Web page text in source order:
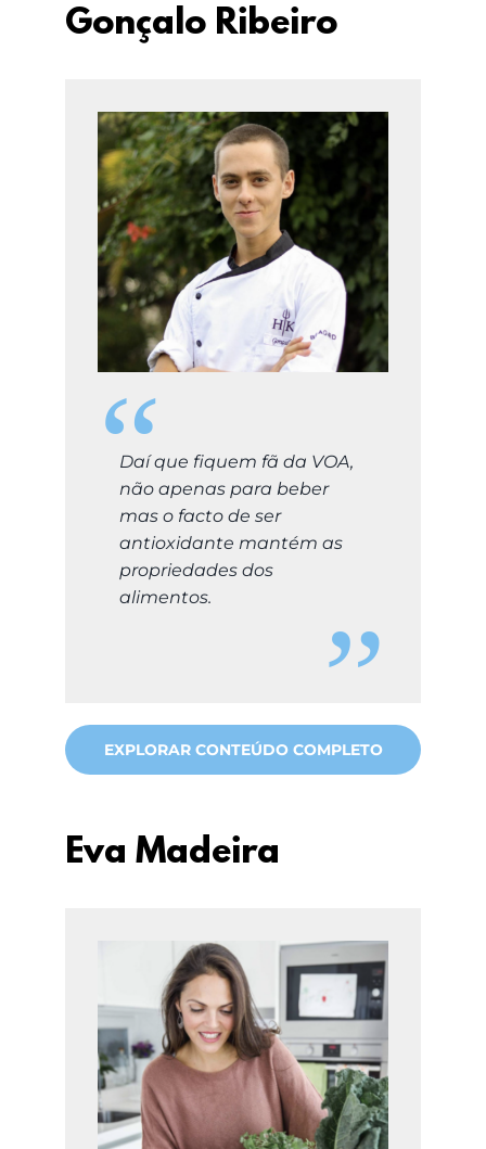
Gonçalo Ribeiro
Daí que fiquem fã da VOA,
não apenas para beber
mas o facto de ser
antioxidante mantém as
propriedades dos
alimentos.
EXPLORAR CONTEÚDO COMPLETO
Eva Madeira